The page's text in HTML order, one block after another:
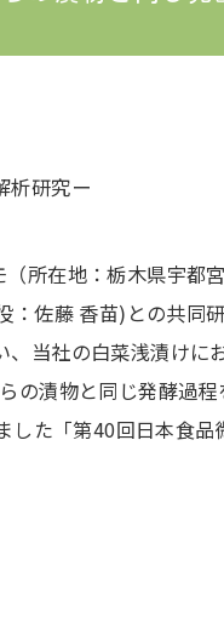
析研究ー
所在地：栃木県宇
佐藤 香苗)との共
当社の白菜浅漬け
の漬物と同じ発酵過
た「第40回日本食品